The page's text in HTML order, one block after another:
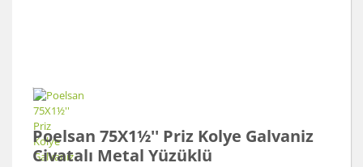
Poelsan 75X1½'' Priz Kolye Galvaniz
Civatalı Metal Yüzüklü